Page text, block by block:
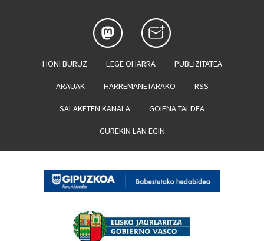
HONI BURUZ LEGE OHARRA PUBLIZITATEA
ARAUAK HARREMANETARAKO RSS
SALAKETEN KANALA GOIENA TALDEA
GUREKIN LAN EGIN